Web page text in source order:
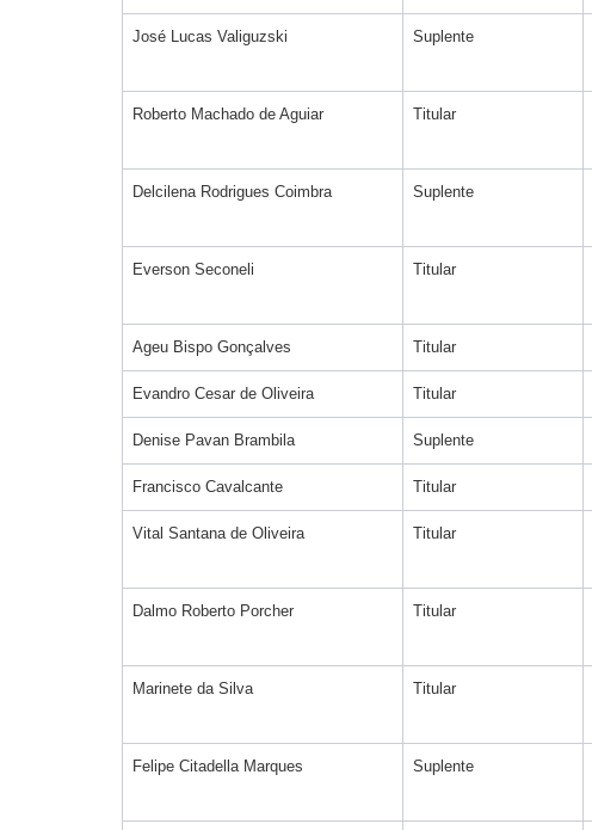
José Lucas Valiguzski Suplente
Roberto Machado de Aguiar Titular
Delcilena Rodrigues Coimbra Suplente
Everson Seconeli Titular
Ageu Bispo Gonçalves Titular
Evandro Cesar de Oliveira Titular
Denise Pavan Brambila Suplente
Francisco Cavalcante Titular
Vital Santana de Oliveira Titular
Dalmo Roberto Porcher Titular
Marinete da Silva Titular
Felipe Citadella Marques Suplente